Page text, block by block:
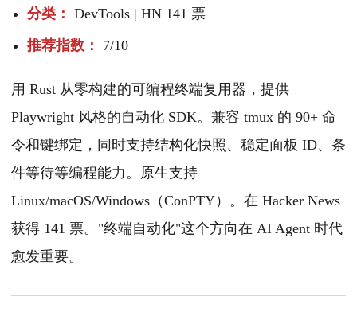
分类： DevTools | HN 141 票
推荐指数：
7/10
用 Rust 从零构建的可编程终端复用器，提供
Playwright 风格的自动化 SDK。兼容 tmux 的 90+ 命
令和键绑定，同时支持结构化快照、稳定面板 ID、条
件等待等编程能力。原生支持
Linux/macOS/Windows（ConPTY）。在 Hacker News
获得 141 票。"终端自动化"这个方向在 AI Agent 时代
愈发重要。